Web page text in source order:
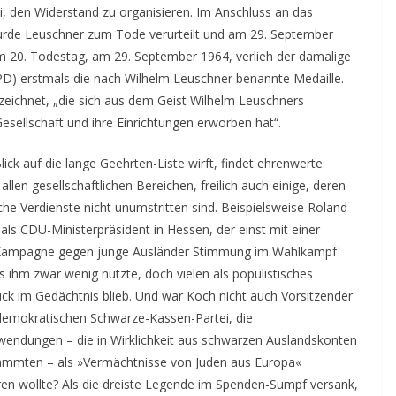
Widerstand zu organisieren. Im Anschluss an das
Leuschner zum Tode verurteilt und am 29. September
Todestag, am 29. September 1964, verlieh der damalige
erstmals die nach Wilhelm Leuschner benannte Medaille.
„die sich aus dem Geist Wilhelm Leuschners
und ihre Einrichtungen erworben hat“.
auf die lange Geehrten-Liste wirft, findet ehrenwerte
gesellschaftlichen Bereichen, freilich auch einige, deren
Verdienste nicht unumstritten sind. Beispielsweise Roland
CDU-Ministerpräsident in Hessen, der einst mit einer
gegen junge Ausländer Stimmung im Wahlkampf
ihm zwar wenig nutzte, doch vielen als populistisches
im Gedächtnis blieb. Und war Koch nicht auch Vorsitzender
Schwarze-Kassen-Partei, die
– die in Wirklichkeit aus schwarzen Auslandskonten
– als »Vermächtnisse von Juden aus Europa«
wollte? Als die dreiste Legende im Spenden-Sumpf versank,